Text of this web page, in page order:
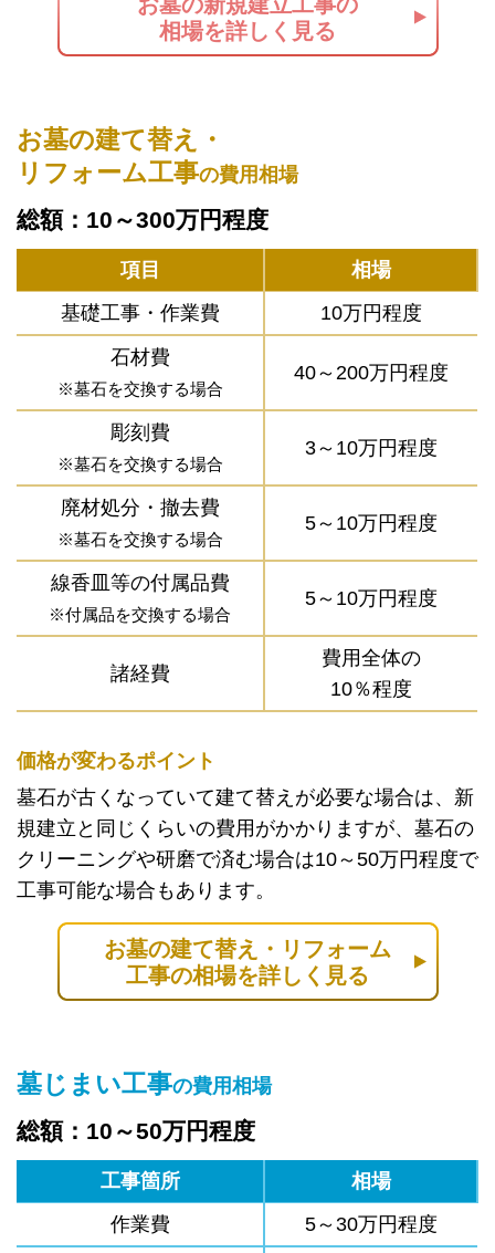
相場を詳しく見る
お墓の建て替え・
リフォーム工事の費用相場
総額：10～300万円程度
項目
相場
基礎工事・作業費
10万円程度
石材費
※墓石を交換する場合
40～200万円程度
彫刻費
※墓石を交換する場合
3～10万円程度
廃材処分・撤去費
※墓石を交換する場合
5～10万円程度
線香皿等の付属品費
※付属品を交換する場合
5～10万円程度
諸経費
費用全体の
10％程度
価格が変わるポイント
墓石が古くなっていて建て替えが必要な場合は、新
規建立と同じくらいの費用がかかりますが、墓石の
クリーニングや研磨で済む場合は10～50万円程度で
工事可能な場合もあります。
お墓の建て替え・リフォーム
工事の相場を詳しく見る
墓じまい工事の費用相場
総額：10～50万円程度
工事箇所
相場
作業費
5～30万円程度